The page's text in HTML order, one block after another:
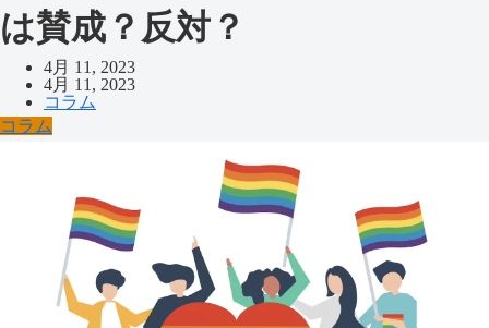
は賛成？反対？
4月 11, 2023
4月 11, 2023
コラム
コラム